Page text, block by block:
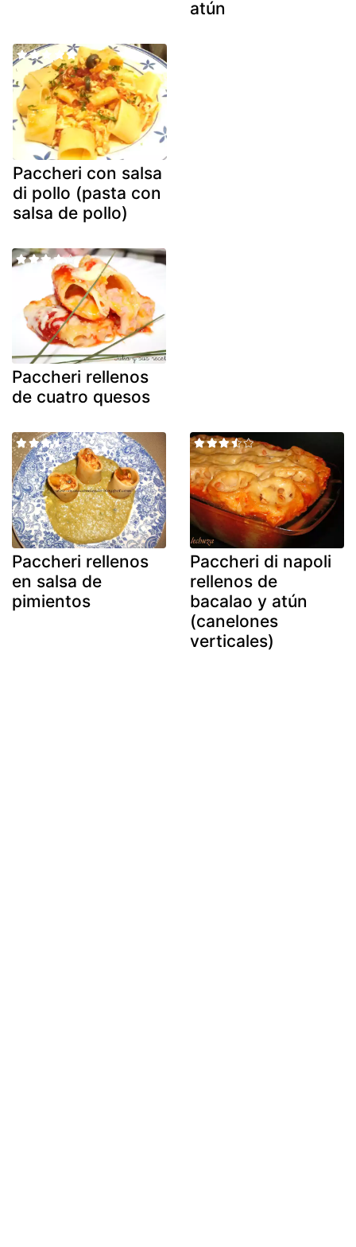
atún
Paccheri con salsa
di pollo (pasta con
salsa de pollo)
Paccheri rellenos
de cuatro quesos
Paccheri rellenos
en salsa de
pimientos
Paccheri di napoli
rellenos de
bacalao y atún
(canelones
verticales)